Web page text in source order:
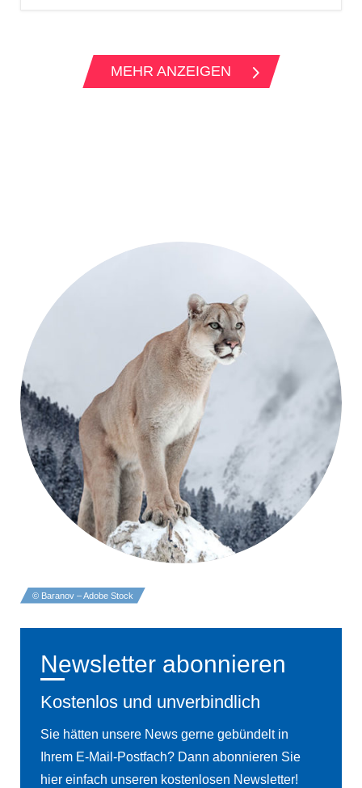
MEHR ANZEIGEN
© Baranov – Adobe Stock
Newsletter abonnieren
Kostenlos und unverbindlich
Sie hätten unsere News gerne gebündelt in
Ihrem E-Mail-Postfach? Dann abonnieren Sie
hier einfach unseren kostenlosen Newsletter!